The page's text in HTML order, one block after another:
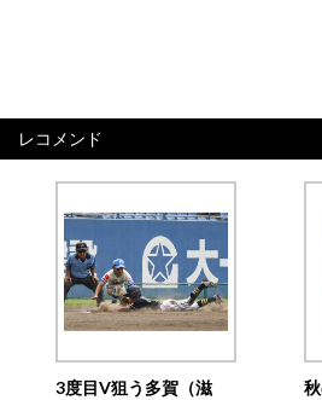
レコメンド
3度目V狙う多賀（滋